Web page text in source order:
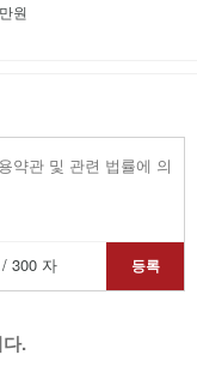
원
300 자 등록
.